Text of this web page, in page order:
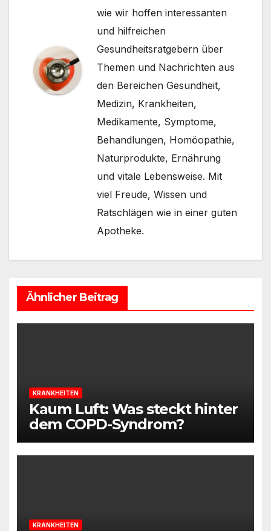
wie wir hoffen interessanten
und hilfreichen
Gesundheitsratgebern über
Themen und Nachrichten aus
den Bereichen Gesundheit,
Medizin, Krankheiten,
Medikamente, Symptome,
Behandlungen, Homöopathie,
Naturprodukte, Ernährung
und vitale Lebensweise. Mit
viel Freude, Wissen und
Ratschlägen wie in einer guten
Apotheke.
Ähnlicher Beitrag
KRANKHEITEN
Kaum Luft: Was steckt hinter
dem COPD-Syndrom?
KRANKHEITEN